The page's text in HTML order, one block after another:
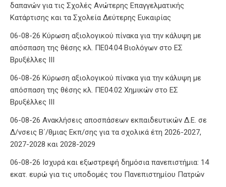
δαπανών για τις Σχολές Ανώτερης Επαγγελματικής
Κατάρτισης και τα Σχολεία Δεύτερης Ευκαιρίας
06-08-26 Κύρωση αξιολογικού πίνακα για την κάλυψη με
απόσπαση της θέσης κλ. ΠΕ04.04 Βιολόγων στο ΕΣ
Βρυξέλλες ΙΙΙ
06-08-26 Κύρωση αξιολογικού πίνακα για την κάλυψη με
απόσπαση της θέσης κλ. ΠΕ04.02 Χημικών στο ΕΣ
Βρυξέλλες ΙΙΙ
06-08-26 Ανακλήσεις αποσπάσεων εκπαιδευτικών Δ.Ε. σε
Δ/νσεις Β΄/θμιας Εκπ/σης για τα σχολικά έτη 2026-2027,
2027-2028 και 2028-2029
06-08-26 Ισχυρά και εξωστρεφή δημόσια πανεπιστήμια: 14
εκατ. ευρώ για τις υποδομές του Πανεπιστημίου Πατρών